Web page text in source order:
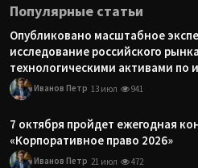
Популярные статьи
Опубликовано масштабное
исследование российского
технологическими активами по
Иванов Петр 13 июл 941
7 октября пройдет ежегодная
«Корпоративное право 2026»
Иванов Петр 21 июл 472